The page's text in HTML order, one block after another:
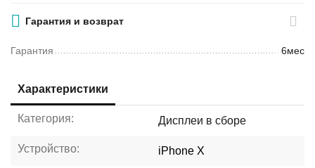
Гарантия и возврат
Гарантия 6мес
Характеристики
Категория: Дисплеи в сборе
Устройство: iPhone X